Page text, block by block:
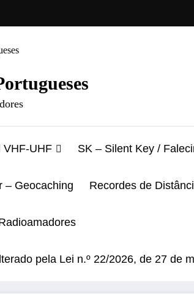
VHF-UHF SK – Silent Key /
– Geocaching Recordes de
pela Lei n.º 22/2026, de 27 de